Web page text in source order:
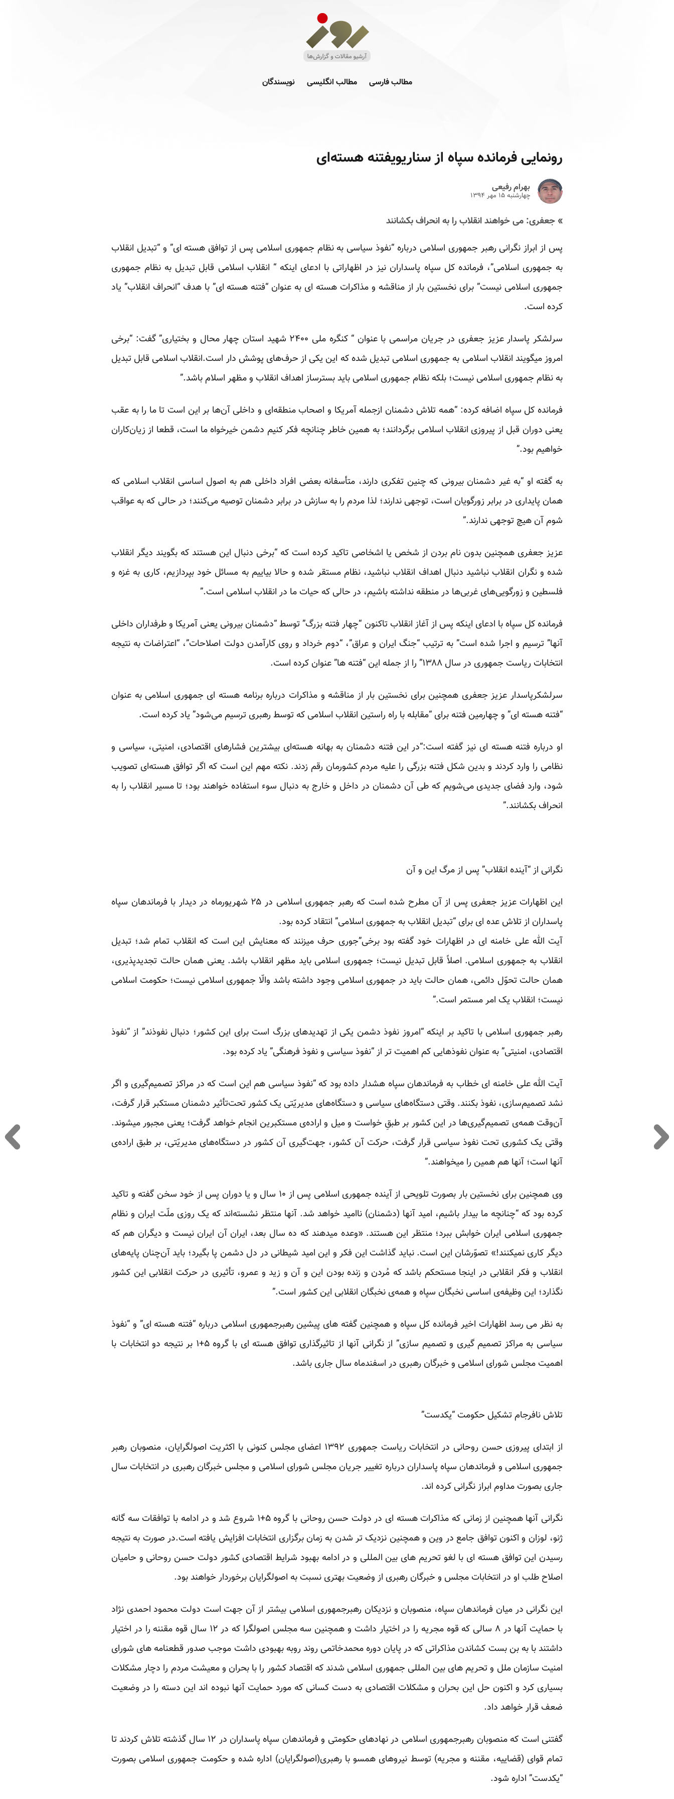
مطالب فارسی مطالب انگلیسی نویسندگان
رونمایی فرمانده سپاه از سناریویفتنه هسته‌ای
بهرام رفیعی
چهارشنبه ۱۵ مهر ۱۳۹۴
» جعفری: می خواهند انقلاب را به انحراف بکشانند
پس از ابراز نگرانی رهبر جمهوری اسلامی درباره “نفوذ سیاسی به نظام جمهوری اسلامی پس از توافق هسته ای” و “تبدیل انقلاب
به جمهوری اسلامی”، فرمانده کل سپاه پاسداران نیز در اظهاراتی با ادعای اینکه “ انقلاب اسلامی قابل تبدیل به نظام جمهوری
جمهوری اسلامی نیست” برای نخستین بار از مناقشه و مذاکرات هسته ای به عنوان “فتنه هسته ای” با هدف “انحراف انقلاب” یاد
کرده است.
سرلشکر پاسدار عزیز جعفری در جریان مراسمی با عنوان “ کنگره ملی ۲۴۰۰ شهید استان چهار محال و بختیاری” گفت: “برخی
امروز میگویند انقلاب اسلامی به جمهوری اسلامی تبدیل شده که این یکی از حرف‌های پوشش دار است.انقلاب اسلامی قابل تبدیل
به نظام جمهوری اسلامی نیست؛ بلکه نظام جمهوری اسلامی باید بسترساز اهداف انقلاب و مظهر اسلام باشد.”
فرمانده کل سپاه اضافه کرده: “همه تلاش دشمنان ازجمله آمریکا و اصحاب منطقه‌ای و داخلی آن‌ها بر این است تا ما را به عقب
یعنی دوران قبل از پیروزی انقلاب اسلامی برگردانند؛ به همین خاطر چنانچه فکر کنیم دشمن خیرخواه ما است، قطعا از زیان‌کاران
خواهیم بود.”
به گفته او “به غیر دشمنان بیرونی که چنین تفکری دارند، متأسفانه بعضی افراد داخلی هم به اصول اساسی انقلاب اسلامی که
همان پایداری در برابر زورگویان است، توجهی ندارند؛ لذا مردم را به سازش در برابر دشمنان توصیه می‌کنند؛ در حالی که به عواقب
شوم آن هیچ توجهی ندارند.”
عزیز جعفری همچنین بدون نام بردن از شخص یا اشخاصی تاکید کرده است که “برخی دنبال این هستند که بگویند دیگر انقلاب
شده و نگران انقلاب نباشید دنبال اهداف انقلاب نباشید، نظام مستقر شده و حالا بیاییم به مسائل خود بپردازیم، کاری به غزه و
فلسطین و زورگویی‌های غربی‌ها در منطقه نداشته باشیم، در حالی که حیات ما در انقلاب اسلامی است.”
فرمانده کل سپاه با ادعای اینکه پس از آغاز انقلاب تاکنون “چهار فتنه بزرگ” توسط “دشمنان بیرونی یعنی آمریکا و طرفداران داخلی
آنها” ترسیم و اجرا شده است” به ترتیب “جنگ ایران و عراق”، “دوم خرداد و روی کارآمدن دولت اصلاحات”، “اعتراضات به نتیجه
انتخابات ریاست جمهوری در سال ۱۳۸۸” را از جمله این “فتنه ها” عنوان کرده است.
سرلشکرپاسدار عزیز جعفری همچنین برای نخستین بار از مناقشه و مذاکرات درباره برنامه هسته ای جمهوری اسلامی به عنوان
“فتنه هسته ای” و چهارمین فتنه برای “مقابله با راه راستین انقلاب اسلامی که توسط رهبری ترسیم می‌شود” یاد کرده است.
او درباره فتنه هسته ای نیز گفته است:“در این فتنه دشمنان به بهانه هسته‌ای بیشترین فشارهای اقتصادی، امنیتی، سیاسی و
نظامی را وارد کردند و بدین شکل فتنه بزرگی را علیه مردم کشورمان رقم زدند. نکته مهم این است که اگر توافق هسته‌ای تصویب
شود، وارد فضای جدیدی می‌شویم که طی آن دشمنان در داخل و خارج به دنبال سوء استفاده خواهند بود؛ تا مسیر انقلاب را به
انحراف بکشانند.”
نگرانی از “آینده انقلاب” پس از مرگ این و آن
این اظهارات عزیز جعفری پس از آن مطرح شده است که رهبر جمهوری اسلامی در ۲۵ شهریورماه در دیدار با فرماندهان سپاه
پاسداران از تلاش عده ای برای “تبدیل انقلاب به جمهوری اسلامی” انتقاد کرده بود.
آیت الله علی خامنه ای در اظهارات خود گفته بود برخی”جوری حرف میزنند که معنایش این است که انقلاب تمام شد؛ تبدیل
انقلاب به جمهوری اسلامی. اصلاً قابل تبدیل نیست؛ جمهوری اسلامی باید مظهر انقلاب باشد. یعنی همان حالت تجدیدپذیری،
همان حالت تحوّل دائمی، همان حالت باید در جمهوری اسلامی وجود داشته باشد والّا جمهوری اسلامی نیست؛ حکومت اسلامی
نیست؛ انقلاب یک امر مستمر است.”
رهبر جمهوری اسلامی با تاکید بر اینکه “امروز نفوذ دشمن یکی از تهدیدهای بزرگ است برای این کشور؛ دنبال نفوذند” از “نفوذ
اقتصادی، امنیتی” به عنوان نفوذهایی کم اهمیت تر از “نفوذ سیاسی و نفوذ فرهنگی” یاد کرده بود.
آیت الله علی خامنه ای خطاب به فرماندهان سپاه هشدار داده بود که “نفوذ سیاسی هم این است که در مراکز تصمیم‌گیری و اگر
نشد تصمیم‌سازی، نفوذ بکنند. وقتی دستگاه‌های سیاسی و دستگاه‌های مدیریّتی یک کشور تحت‌تأثیر دشمنان مستکبر قرار گرفت،
آن‌وقت همه‌ی تصمیم‌گیری‌ها در این کشور بر طبقِ خواست و میل و اراده‌ی مستکبرین انجام خواهد گرفت؛ یعنی مجبور میشوند.
وقتی یک کشوری تحت نفوذ سیاسی قرار گرفت، حرکت آن کشور، جهت‌گیری آن کشور در دستگاه‌های مدیریّتی، بر طبق اراده‌ی
آنها است؛ آنها هم همین را میخواهند.”
وی همچنین برای نخستین بار بصورت تلویحی از آینده جمهوری اسلامی پس از ۱۰ سال و یا دوران پس از خود سخن گفته و تاکید
کرده بود که “چنانچه ما بیدار باشیم، امید آنها (دشمنان) ناامید خواهد شد. آنها منتظر نشسته‌اند که یک روزی ملّت ایران و نظام
جمهوری اسلامی ایران خوابش ببرد؛ منتظر این هستند. «وعده میدهند که ده سال بعد، ایران آن ایران نیست و دیگران هم که
دیگر کاری نمیکنند!» تصوّرشان این است. نباید گذاشت این فکر و این امید شیطانی در دل دشمن پا بگیرد؛ باید آن‌چنان پایه‌های
انقلاب و فکر انقلابی در اینجا مستحکم باشد که مُردن و زنده بودن این و آن و زید و عمرو، تأثیری در حرکت انقلابی این کشور
نگذارد؛ این وظیفه‌ی اساسی نخبگان سپاه و همه‌ی نخبگان انقلابی این کشور است.”
به نظر می رسد اظهارات اخیر فرمانده کل سپاه و همچنین گفته های پیشین رهبرجمهوری اسلامی درباره “فتنه هسته ای” و “نفوذ
سیاسی به مراکز تصمیم گیری و تصمیم سازی” از نگرانی آنها از تاثیرگذاری توافق هسته ای با گروه ۵+۱ بر نتیجه دو انتخابات با
اهمیت مجلس شورای اسلامی و خبرگان رهبری در اسفندماه سال جاری باشد.
تلاش نافرجام تشکیل حکومت “یکدست”
از ابتدای پیروزی حسن روحانی در انتخابات ریاست جمهوری ۱۳۹۲ اعضای مجلس کنونی با اکثریت اصولگرایان، منصوبان رهبر
جمهوری اسلامی و فرماندهان سپاه پاسداران درباره تغییر جریان مجلس شورای اسلامی و مجلس خبرگان رهبری در انتخابات سال
جاری بصورت مداوم ابراز نگرانی کرده اند.
نگرانی آنها همچنین از زمانی که مذاکرات هسته ای در دولت حسن روحانی با گروه ۵+۱ شروع شد و در ادامه با توافقات سه گانه
ژنو، لوزان و اکنون توافق جامع در وین و همچنین نزدیک تر شدن به زمان برگزاری انتخابات افزایش یافته است.در صورت به نتیجه
رسیدن این توافق هسته ای با لغو تحریم های بین المللی و در ادامه بهبود شرایط اقتصادی کشور دولت حسن روحانی و حامیان
اصلاح طلب او در انتخابات مجلس و خبرگان رهبری از وضعیت بهتری نسبت به اصولگرایان برخوردار خواهند بود.
این نگرانی در میان فرماندهان سپاه، منصوبان و نزدیکان رهبرجمهوری اسلامی بیشتر از آن جهت است دولت محمود احمدی نژاد
با حمایت آنها در ۸ سالی که قوه مجریه را در اختیار داشت و همچنین سه مجلس اصولگرا که در ۱۲ سال قوه مقننه را در اختیار
داشتند با به بن بست کشاندن مذاکراتی که در پایان دوره محمدخاتمی روند روبه بهبودی داشت موجب صدور قطعنامه های شورای
امنیت سازمان ملل و تحریم های بین المللی جمهوری اسلامی شدند که اقتصاد کشور را با بحران و معیشت مردم را دچار مشکلات
بسیاری کرد و اکنون حل این بحران و مشکلات اقتصادی به دست کسانی که مورد حمایت آنها نبوده اند این دسته را در وضعیت
ضعف قرار خواهد داد.
گفتنی است که منصوبان رهبرجمهوری اسلامی در نهادهای حکومتی و فرماندهان سپاه پاسداران در ۱۲ سال گذشته تلاش کردند تا
تمام قوای (قضاییه، مقننه و مجریه) توسط نیروهای همسو با رهبری(اصولگرایان) اداره شده و حکومت جمهوری اسلامی بصورت
“یکدست” اداره شود.